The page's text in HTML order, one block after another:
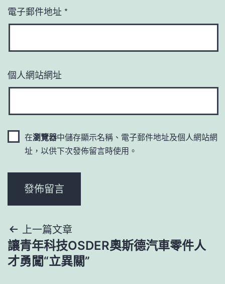
電子郵件地址 *
個人網站網址
在瀏覽器中儲存顯示名稱、電子郵件地址及個人網站網
址，以供下次發佈留言時使用。
文
章
上一篇文章
讓青年科技OSDER奧斯德汽車零件人
才勇闖“立異關”